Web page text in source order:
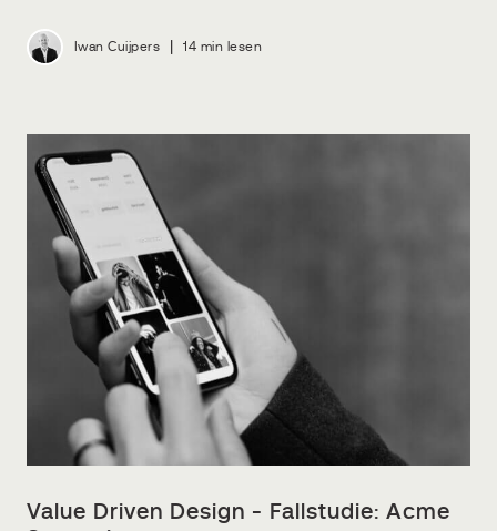
Iwan Cuijpers 14 min lesen
Value Driven Design - Fallstudie: Acme